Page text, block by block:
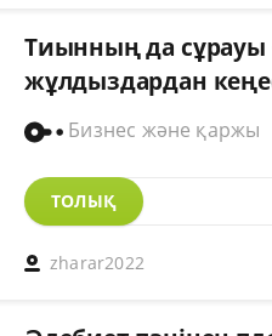
Тиынның да сұрауы
жұлдыздардан
Бизнес және қаржы
ТОЛЫҚ
zharar2022